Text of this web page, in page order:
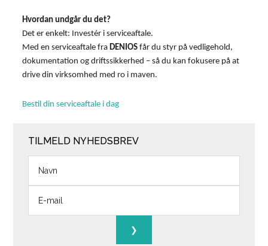
Hvordan undgår du det?
Det er enkelt: Investér i serviceaftale.
Med en serviceaftale fra DENIOS får du styr på vedligehold,
dokumentation og driftssikkerhed – så du kan fokusere på at
drive din virksomhed med ro i maven.
Bestil din serviceaftale i dag
TILMELD NYHEDSBREV